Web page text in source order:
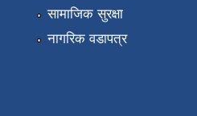
सामाजिक सुरक्षा
नागरिक वडापत्र